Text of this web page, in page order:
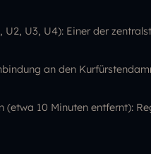
U3, U4): Einer der
an den
(etwa 10 Minuten entfernt):